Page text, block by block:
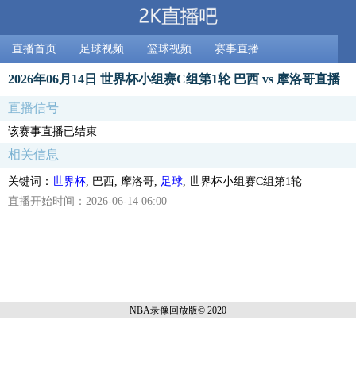
直播首页 足球视频 篮球视频 赛事直播
2026年06月14日 世界杯小组赛C组第1轮 巴西 vs 摩洛哥直播
直播信号
该赛事直播已结束
相关信息
关键词： 世界杯 , 巴西, 摩洛哥, 足球 , 世界杯小组赛C组第1轮
直播开始时间：2026-06-14 06:00
NBA录像回放版© 2020